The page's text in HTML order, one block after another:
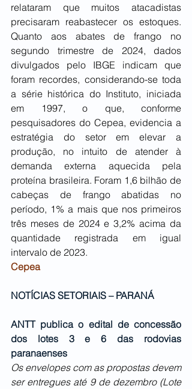
relataram que muitos atacadistas
precisaram reabastecer os estoques.
Quanto aos abates de frango no
segundo trimestre de 2024, dados
divulgados pelo IBGE indicam que
foram recordes, considerando-se toda
a série histórica do Instituto, iniciada
em 1997, o que, conforme
pesquisadores do Cepea, evidencia a
estratégia do setor em elevar a
produção, no intuito de atender à
demanda externa aquecida pela
proteína brasileira. Foram 1,6 bilhão de
cabeças de frango abatidas no
período, 1% a mais que nos primeiros
três meses de 2024 e 3,2% acima da
quantidade registrada em igual
intervalo de 2023.
Cepea
NOTÍCIAS SETORIAIS – PARANÁ
ANTT publica o edital de concessão
dos lotes 3 e 6 das rodovias
paranaenses
Os envelopes com as propostas devem
ser entregues até 9 de dezembro (Lote